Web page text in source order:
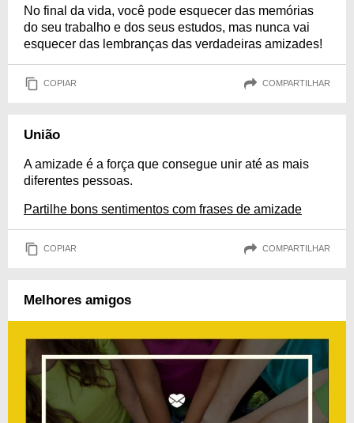
No final da vida, você pode esquecer das memórias
do seu trabalho e dos seus estudos, mas nunca vai
esquecer das lembranças das verdadeiras amizades!
COPIAR COMPARTILHAR
União
A amizade é a força que consegue unir até as mais
diferentes pessoas.
Partilhe bons sentimentos com frases de amizade
COPIAR COMPARTILHAR
Melhores amigos